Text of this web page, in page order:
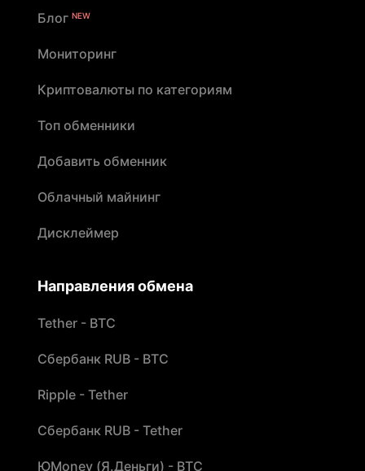
Блог NEW
Мониторинг
Криптовалюты по категориям
Топ обменники
Добавить обменник
Облачный майнинг
Дисклеймер
Направления обмена
Tether - BTC
Сбербанк RUB - BTC
Ripple - Tether
Сбербанк RUB - Tether
ЮMoney (Я.Деньги) - BTC